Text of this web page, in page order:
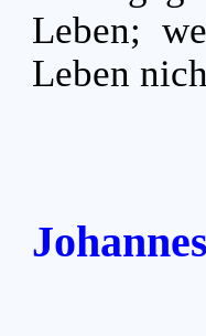
Leben;
Leben